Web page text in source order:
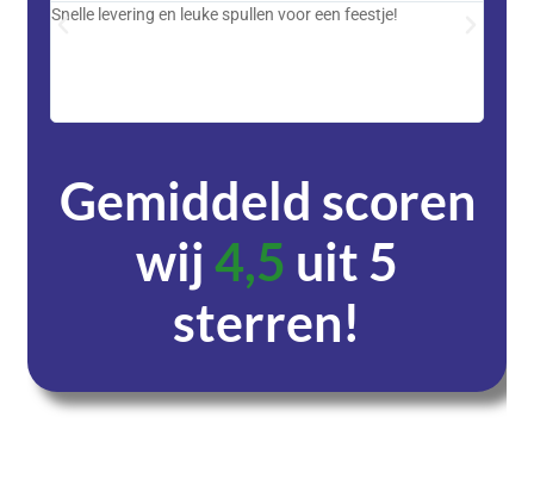
Snelle levering en leuke spullen voor een feestje!
Gemiddeld scoren
wij4,5 uit 5
sterren!